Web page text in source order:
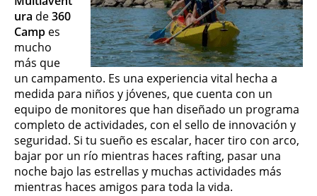
ura de360
Camp es
mucho
más que
un campamento. Es una experiencia vital hecha a
medida para niños y jóvenes, que cuenta con un
equipo de monitores que han diseñado un programa
completo de actividades, con el sello de innovación y
seguridad. Si tu sueño es escalar, hacer tiro con arco,
bajar por un río mientras haces rafting, pasar una
noche bajo las estrellas y muchas actividades más
mientras haces amigos para toda la vida.